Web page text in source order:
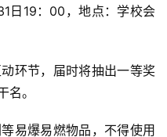
日19：00，地点：学校会
环节，届时将抽出一等奖
。
易爆易燃物品，不得使用